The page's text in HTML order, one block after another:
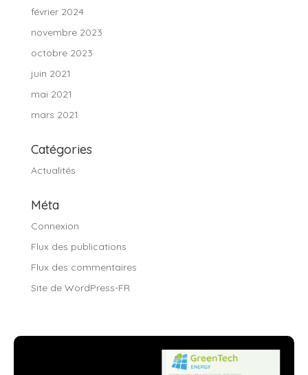
février 2024
novembre 2023
octobre 2023
juin 2021
mai 2021
mars 2021
Catégories
Actualités
Méta
Connexion
Flux des publications
Flux des commentaires
Site de WordPress-FR